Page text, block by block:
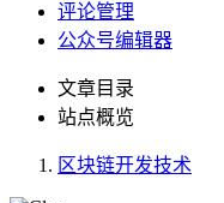
评论管理
公众号编辑器
文章目录
站点概览
区块链开发技术